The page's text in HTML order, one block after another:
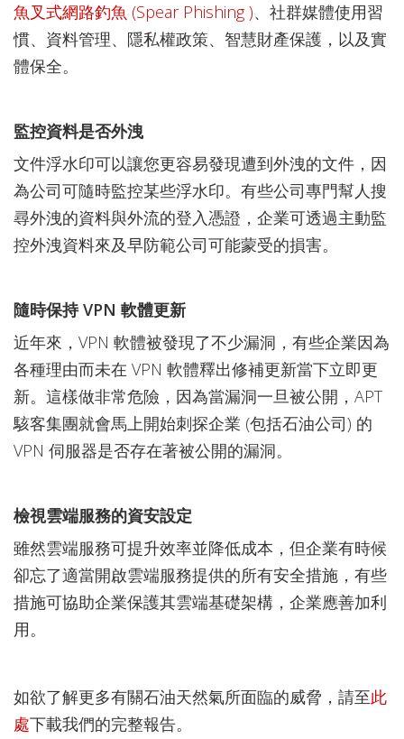
魚叉式網路釣魚 (Spear Phishing )、社群媒體使用習
慣、資料管理、隱私權政策、智慧財產保護，以及實
體保全。
監控資料是否外洩
文件浮水印可以讓您更容易發現遭到外洩的文件，因
為公司可隨時監控某些浮水印。有些公司專門幫人搜
尋外洩的資料與外流的登入憑證，企業可透過主動監
控外洩資料來及早防範公司可能蒙受的損害。
隨時保持 VPN 軟體更新
近年來，VPN 軟體被發現了不少漏洞，有些企業因為
各種理由而未在 VPN 軟體釋出修補更新當下立即更
新。這樣做非常危險，因為當漏洞一旦被公開，APT
駭客集團就會馬上開始刺探企業 (包括石油公司) 的
VPN 伺服器是否存在著被公開的漏洞。
檢視雲端服務的資安設定
雖然雲端服務可提升效率並降低成本，但企業有時候
卻忘了適當開啟雲端服務提供的所有安全措施，有些
措施可協助企業保護其雲端基礎架構，企業應善加利
用。
如欲了解更多有關石油天然氣所面臨的威脅，請至此
處下載我們的完整報告。